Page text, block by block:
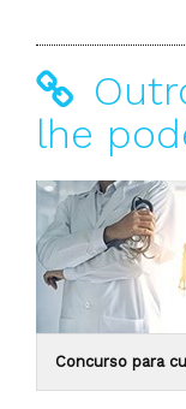
lhe
Concurso para